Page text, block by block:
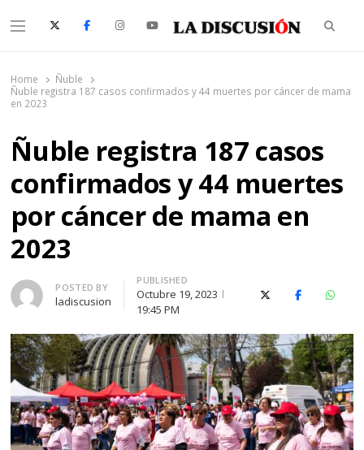
Menu
Home
Ñuble
Ñuble registra 187 casos confirmados y 44 muertes por cáncer de mama
en 2023
Ñuble registra 187 casos
confirmados y 44 muertes
por cáncer de mama en
2023
Author
POSTED BY
ladiscusion
PUBLISHED
Octubre 19, 2023
19:45 PM
X (Twitter)Facebook